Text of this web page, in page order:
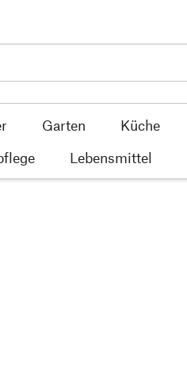
Garten Küche
Lebensmittel